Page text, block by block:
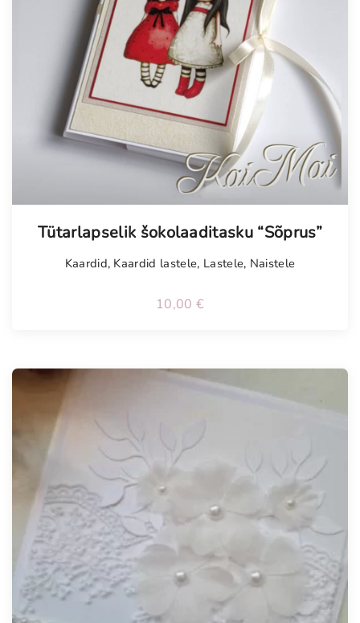
Tütarlapselik šokolaaditasku “Sõprus”
Kaardid, Kaardid lastele, Lastele, Naistele
10,00 €